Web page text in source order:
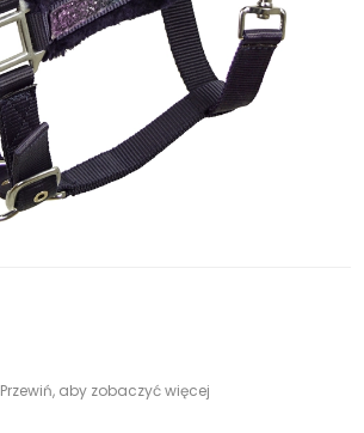
Przewiń, aby zobaczyć więcej